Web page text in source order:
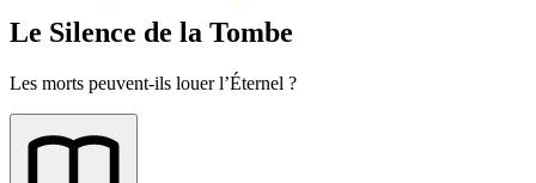
Le Silence de la Tombe
Les morts peuvent-ils louer l’Éternel ?